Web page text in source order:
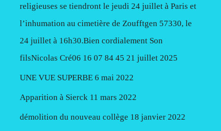
religieuses se tiendront le jeudi 24 juillet à Paris et
l’inhumation au cimetière de Zoufftgen 57330, le
24 juillet à 16h30.Bien cordialement Son
filsNicolas Cré06 16 07 84 45 21 juillet 2025
UNE VUE SUPERBE 6 mai 2022
Apparition à Sierck 11 mars 2022
démolition du nouveau collège 18 janvier 2022